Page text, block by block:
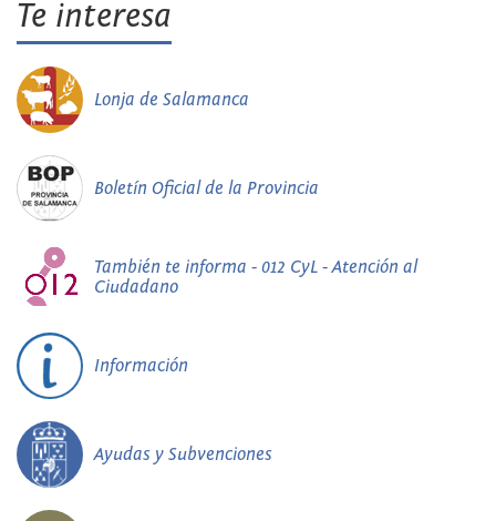
Te interesa
Lonja de Salamanca
Boletín Oficial de la Provincia
También te informa - 012 CyL - Atención al
Ciudadano
Información
Ayudas y Subvenciones